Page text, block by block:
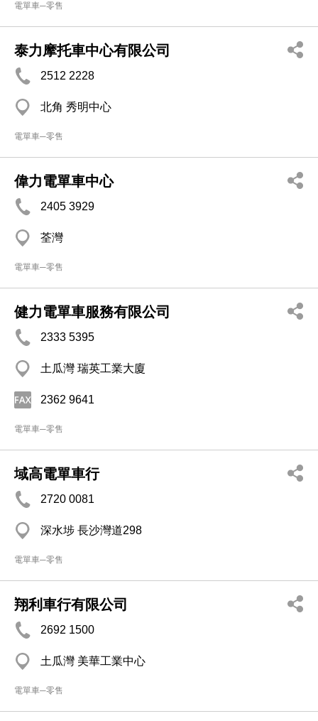
電單車─零售
泰力摩托車中心有限公司
2512 2228
北角 秀明中心
電單車─零售
偉力電單車中心
2405 3929
荃灣
電單車─零售
健力電單車服務有限公司
2333 5395
土瓜灣 瑞英工業大廈
2362 9641
電單車─零售
域高電單車行
2720 0081
深水埗 長沙灣道298
電單車─零售
翔利車行有限公司
2692 1500
土瓜灣 美華工業中心
電單車─零售